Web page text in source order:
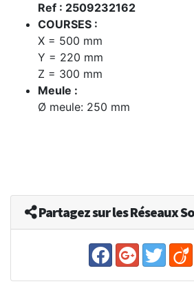
Ref : 2509232162
COURSES :
X = 500 mm
Y = 220 mm
Z = 300 mm
Meule :
Ø meule: 250 mm
Partagez sur les Réseaux